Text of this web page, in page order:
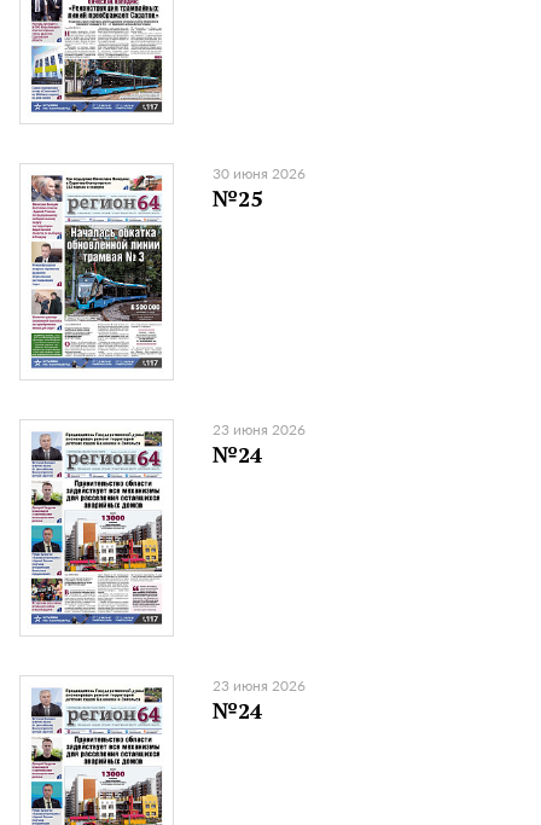
30 июня 2026
№25
23 июня 2026
№24
23 июня 2026
№24